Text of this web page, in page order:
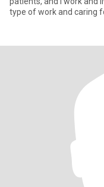
type of work and caring